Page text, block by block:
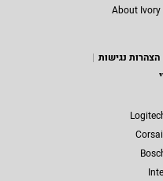
About Ivory
הצהרות נגישות